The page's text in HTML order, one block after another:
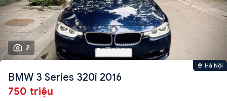
7
Hà Nội
BMW 3 Series 320i 2016
750 triệu